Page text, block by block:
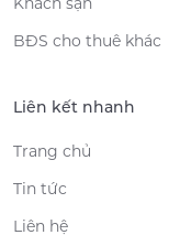
BĐS cho thuê khác
Liên kết nhanh
Trang chủ
Tin tức
Liên hệ